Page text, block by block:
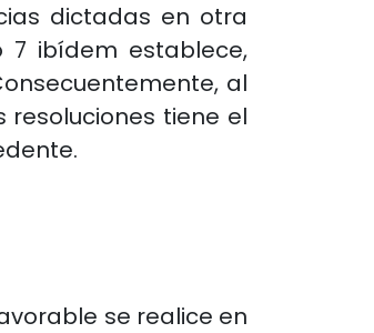
dictadas en otra
7 ibídem establece,
al
resoluciones tiene el
se realice en